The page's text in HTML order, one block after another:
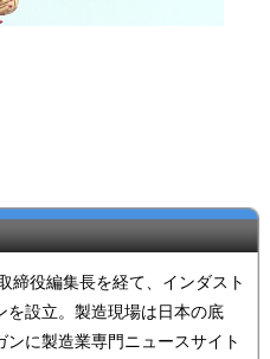
締役編集長を経て、インダスト
を設立。製造現場は日本の底
ンに製造業専門ニュースサイト